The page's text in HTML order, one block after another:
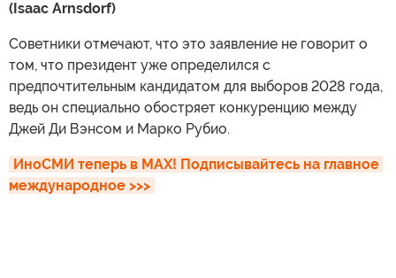
(Isaac Arnsdorf)
Советники отмечают, что это заявление не говорит о
том, что президент уже определился с
предпочтительным кандидатом для выборов 2028 года,
ведь он специально обостряет конкуренцию между
Джей Ди Вэнсом и Марко Рубио.
ИноСМИ теперь в MAX! Подписывайтесь на главное
международное >>>